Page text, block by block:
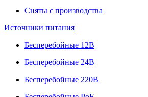
Сняты с производства
Источники питания
Бесперебойные 12В
Бесперебойные 24В
Бесперебойные 220В